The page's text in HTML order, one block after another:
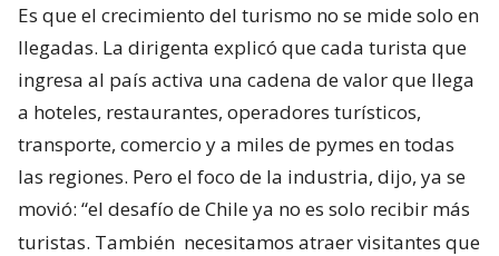
Es que el crecimiento del turismo no se mide solo en
llegadas. La dirigenta explicó que cada turista que
ingresa al país activa una cadena de valor que llega
a hoteles, restaurantes, operadores turísticos,
transporte, comercio y a miles de pymes en todas
las regiones. Pero el foco de la industria, dijo, ya se
movió: “el desafío de Chile ya no es solo recibir más
turistas. También necesitamos atraer visitantes que